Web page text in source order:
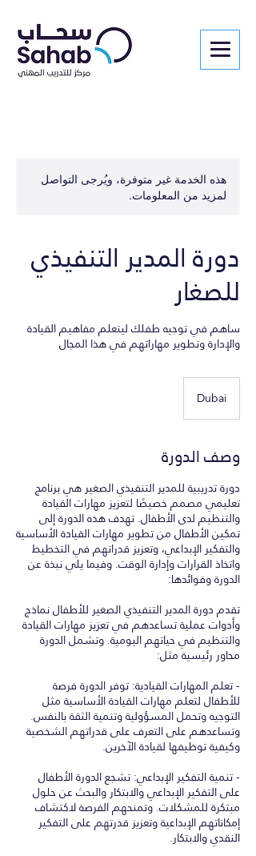
هذه الخدمة غير متوفرة، ويُرجى التواصل
لمزيد من المعلومات.
دورة المدير التنفيذي
للصغار
ساهم في توجيه طفلك ليتعلم مفاهيم القيادة
والإدارة وتطوير مهاراتهم في هذا المجال
Dubai
وصف الدورة
دورة تدريبية للمدير التنفيذي الصغير هي برنامج
تعليمي مصمم خصيصًا لتعزيز مهارات القيادة
والتنظيم لدى الأطفال. تهدف هذه الدورة إلى
تمكين الأطفال من تطوير مهارات القيادة الأساسية
والتفكير الإبداعي، وتعزيز قدراتهم في التخطيط
واتخاذ القرارات وإدارة الوقت. وفيما يلي نبذة عن
تقدم دورة المدير التنفيذي الصغير للأطفال نماذج
وأدوات عملية تساعدهم في تعزيز مهارات القيادة
والتنظيم في حياتهم اليومية. وتشمل الدورة
- تعلم المهارات القيادية: توفر الدورة فرصة
للأطفال لتعلم مهارات القيادة الأساسية مثل
التوجيه وتحمل المسؤولية وتنمية الثقة بالنفس.
وتساعدهم على التعرف على قدراتهم الشخصية
- تنمية التفكير الإبداعي: تشجع الدورة الأطفال
على التفكير الإبداعي والابتكار والبحث عن حلول
مبتكرة للمشكلات. وتمنحهم الفرصة لاكتشاف
إمكاناتهم الإبداعية وتعزيز قدرتهم على التفكير